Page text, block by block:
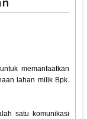
memanfaatkan
lahan milik Bpk.
satu komunikasi